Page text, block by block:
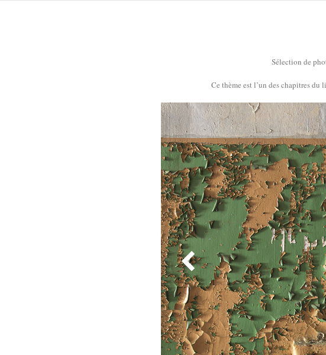
Sélection de
Ce thème est l’un des chapitres du